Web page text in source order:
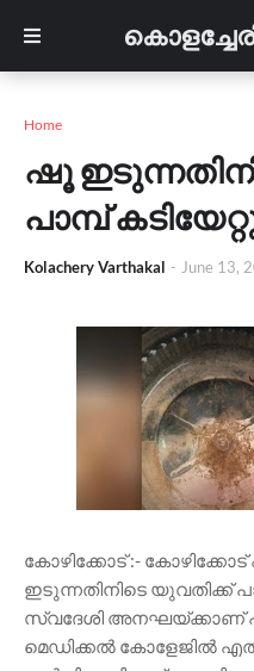
Home
ഷൂ
പാമ്പ്
Kolachery Varthakal - June 13,
കോഴിക്കോട് :-
ഇടുന്നതിനിടെ യുവതിക്ക്
സ്വദേശി അനഘയ്ക്കാണ്
മെഡിക്കൽ കോളേജിൽ